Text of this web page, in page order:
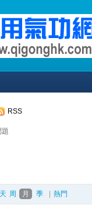
RSS
題
周 月 季 熱門